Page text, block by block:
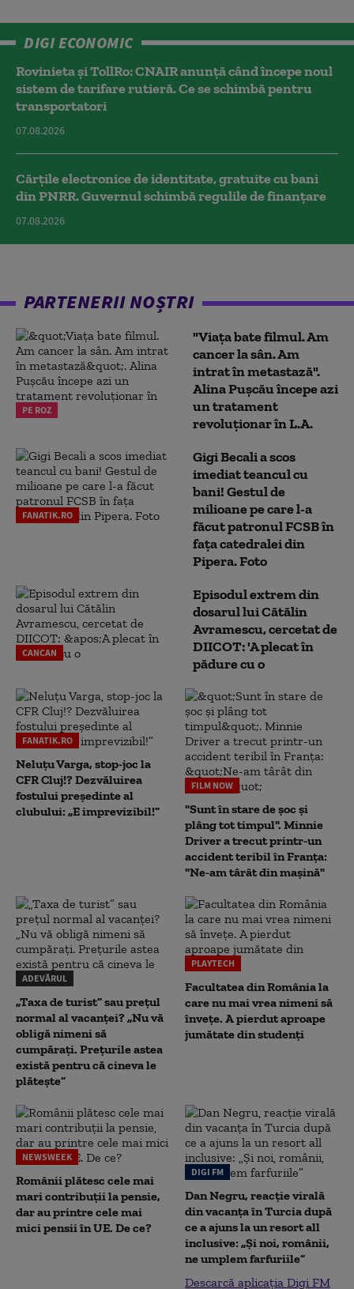
DIGI ECONOMIC
Rovinieta și TollRo: CNAIR anunță când începe noul
sistem de tarifare rutieră. Ce se schimbă pentru
transportatori
07.08.2026
Cărțile electronice de identitate, gratuite cu bani
din PNRR. Guvernul schimbă regulile de finanțare
07.08.2026
PARTENERII NOȘTRI
PE ROZ
"Viața bate filmul. Am
cancer la sân. Am
intrat în metastază".
Alina Pușcău începe azi
un tratament
revoluționar în L.A.
FANATIK.RO
Gigi Becali a scos
imediat teancul cu
bani! Gestul de
milioane pe care l-a
făcut patronul FCSB în
fața catedralei din
Pipera. Foto
CANCAN
Episodul extrem din
dosarul lui Cătălin
Avramescu, cercetat de
DIICOT: 'A plecat în
pădure cu o
FANATIK.RO
Neluțu Varga, stop-joc la
CFR Cluj!? Dezvăluirea
fostului președinte al
clubului: „E imprevizibil!”
FILM NOW
"Sunt în stare de șoc și
plâng tot timpul". Minnie
Driver a trecut printr-un
accident teribil în Franța:
"Ne-am târât din mașină"
ADEVĂRUL
„Taxa de turist” sau prețul
normal al vacanței? „Nu vă
obligă nimeni să
cumpărați. Prețurile astea
există pentru că cineva le
plătește”
PLAYTECH
Facultatea din România la
care nu mai vrea nimeni să
înveţe. A pierdut aproape
jumătate din studenţi
NEWSWEEK
Românii plătesc cele mai
mari contribuții la pensie,
dar au printre cele mai
mici pensii în UE. De ce?
DIGI FM
Dan Negru, reacție virală
din vacanța în Turcia după
ce a ajuns la un resort all
inclusive: „Și noi, românii,
ne umplem farfuriile”
Descarcă aplicația Digi FM